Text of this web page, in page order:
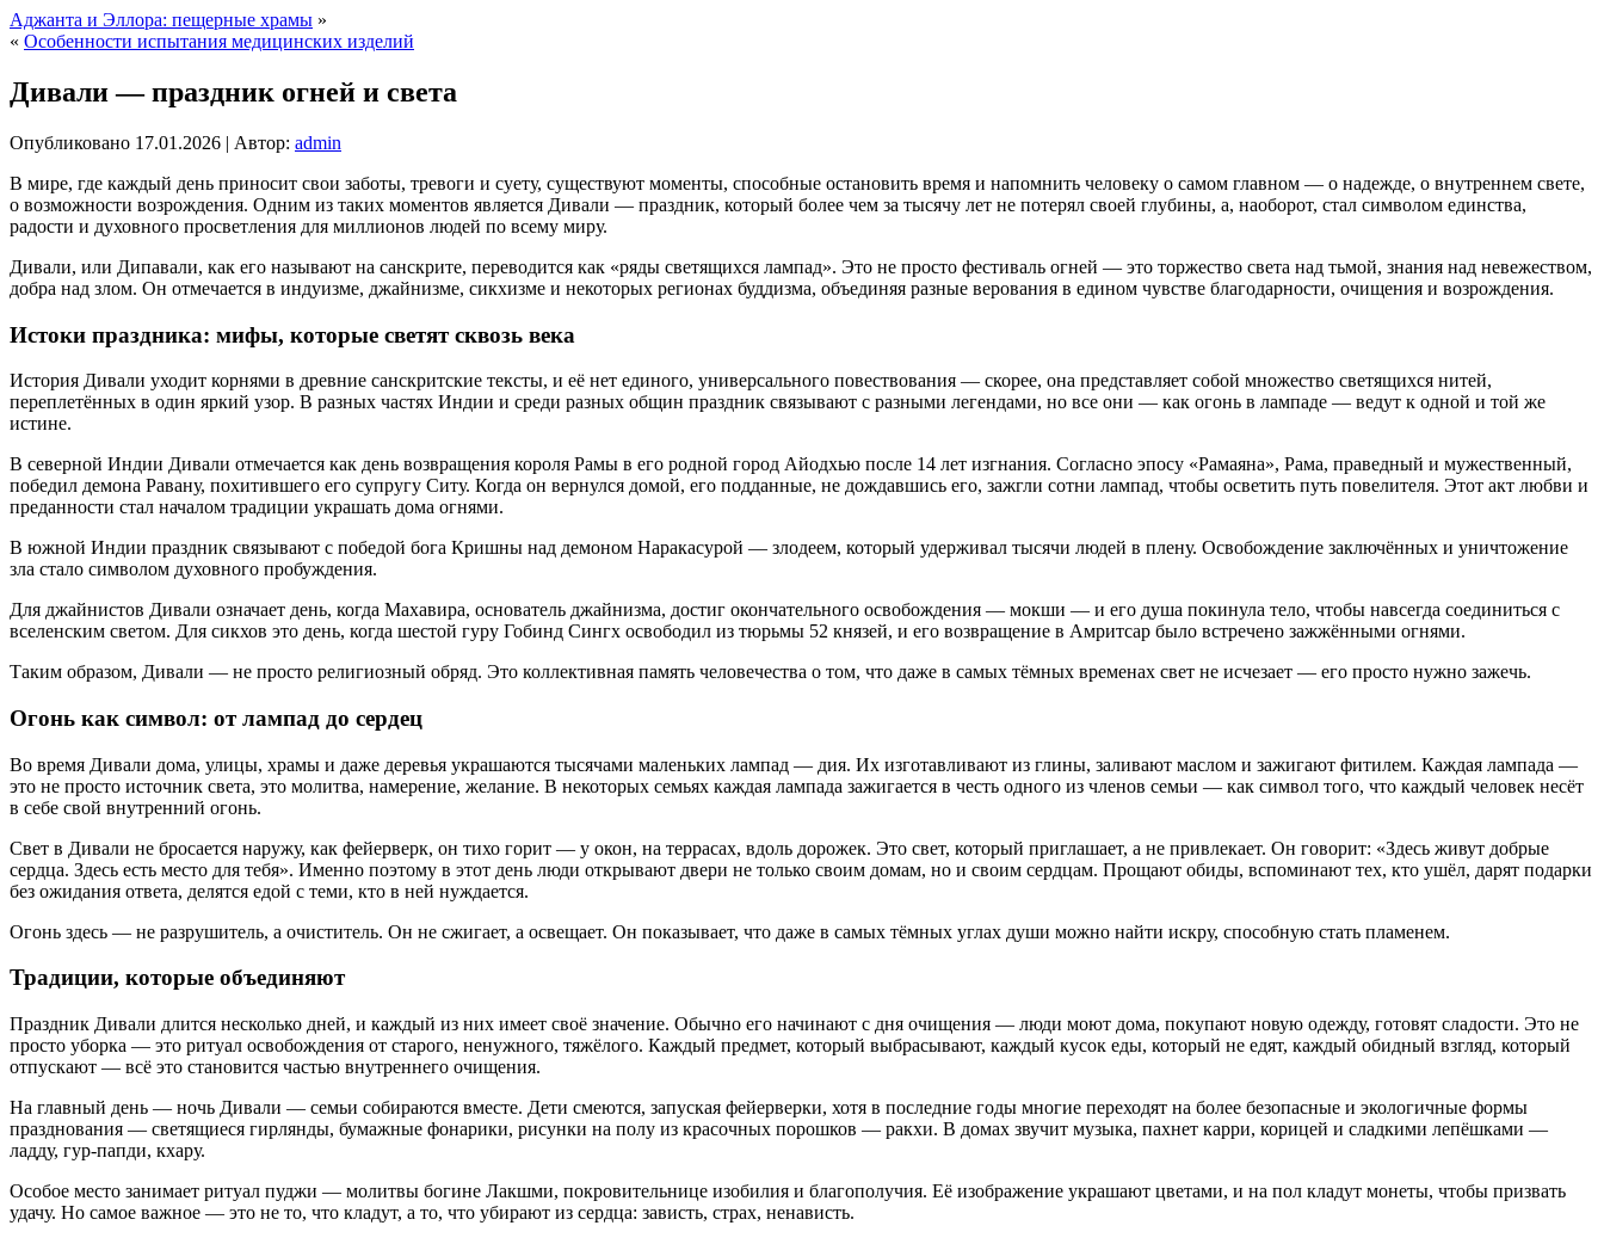
Аджанта и Эллора: пещерные храмы »
« Особенности испытания медицинских изделий
Дивали — праздник огней и света
Опубликовано 17.01.2026 | Автор: admin
В мире, где каждый день приносит свои заботы, тревоги и суету, существуют моменты, способные остановить время и напомнить человеку о самом главном — о надежде, о внутреннем свете,
о возможности возрождения. Одним из таких моментов является Дивали — праздник, который более чем за тысячу лет не потерял своей глубины, а, наоборот, стал символом единства,
радости и духовного просветления для миллионов людей по всему миру.
Дивали, или Дипавали, как его называют на санскрите, переводится как «ряды светящихся лампад». Это не просто фестиваль огней — это торжество света над тьмой, знания над невежеством,
добра над злом. Он отмечается в индуизме, джайнизме, сикхизме и некоторых регионах буддизма, объединяя разные верования в едином чувстве благодарности, очищения и возрождения.
Истоки праздника: мифы, которые светят сквозь века
История Дивали уходит корнями в древние санскритские тексты, и её нет единого, универсального повествования — скорее, она представляет собой множество светящихся нитей,
переплетённых в один яркий узор. В разных частях Индии и среди разных общин праздник связывают с разными легендами, но все они — как огонь в лампаде — ведут к одной и той же
истине.
В северной Индии Дивали отмечается как день возвращения короля Рамы в его родной город Айодхью после 14 лет изгнания. Согласно эпосу «Рамаяна», Рама, праведный и мужественный,
победил демона Равану, похитившего его супругу Ситу. Когда он вернулся домой, его подданные, не дождавшись его, зажгли сотни лампад, чтобы осветить путь повелителя. Этот акт любви и
преданности стал началом традиции украшать дома огнями.
В южной Индии праздник связывают с победой бога Кришны над демоном Наракасурой — злодеем, который удерживал тысячи людей в плену. Освобождение заключённых и уничтожение
зла стало символом духовного пробуждения.
Для джайнистов Дивали означает день, когда Махавира, основатель джайнизма, достиг окончательного освобождения — мокши — и его душа покинула тело, чтобы навсегда соединиться с
вселенским светом. Для сикхов это день, когда шестой гуру Гобинд Сингх освободил из тюрьмы 52 князей, и его возвращение в Амритсар было встречено зажжёнными огнями.
Таким образом, Дивали — не просто религиозный обряд. Это коллективная память человечества о том, что даже в самых тёмных временах свет не исчезает — его просто нужно зажечь.
Огонь как символ: от лампад до сердец
Во время Дивали дома, улицы, храмы и даже деревья украшаются тысячами маленьких лампад — дия. Их изготавливают из глины, заливают маслом и зажигают фитилем. Каждая лампада —
это не просто источник света, это молитва, намерение, желание. В некоторых семьях каждая лампада зажигается в честь одного из членов семьи — как символ того, что каждый человек несёт
в себе свой внутренний огонь.
Свет в Дивали не бросается наружу, как фейерверк, он тихо горит — у окон, на террасах, вдоль дорожек. Это свет, который приглашает, а не привлекает. Он говорит: «Здесь живут добрые
сердца. Здесь есть место для тебя». Именно поэтому в этот день люди открывают двери не только своим домам, но и своим сердцам. Прощают обиды, вспоминают тех, кто ушёл, дарят подарки
без ожидания ответа, делятся едой с теми, кто в ней нуждается.
Огонь здесь — не разрушитель, а очиститель. Он не сжигает, а освещает. Он показывает, что даже в самых тёмных углах души можно найти искру, способную стать пламенем.
Традиции, которые объединяют
Праздник Дивали длится несколько дней, и каждый из них имеет своё значение. Обычно его начинают с дня очищения — люди моют дома, покупают новую одежду, готовят сладости. Это не
просто уборка — это ритуал освобождения от старого, ненужного, тяжёлого. Каждый предмет, который выбрасывают, каждый кусок еды, который не едят, каждый обидный взгляд, который
отпускают — всё это становится частью внутреннего очищения.
На главный день — ночь Дивали — семьи собираются вместе. Дети смеются, запуская фейерверки, хотя в последние годы многие переходят на более безопасные и экологичные формы
празднования — светящиеся гирлянды, бумажные фонарики, рисунки на полу из красочных порошков — ракхи. В домах звучит музыка, пахнет карри, корицей и сладкими лепёшками —
ладду, гур-папди, кхару.
Особое место занимает ритуал пуджи — молитвы богине Лакшми, покровительнице изобилия и благополучия. Её изображение украшают цветами, и на пол кладут монеты, чтобы призвать
удачу. Но самое важное — это не то, что кладут, а то, что убирают из сердца: зависть, страх, ненависть.